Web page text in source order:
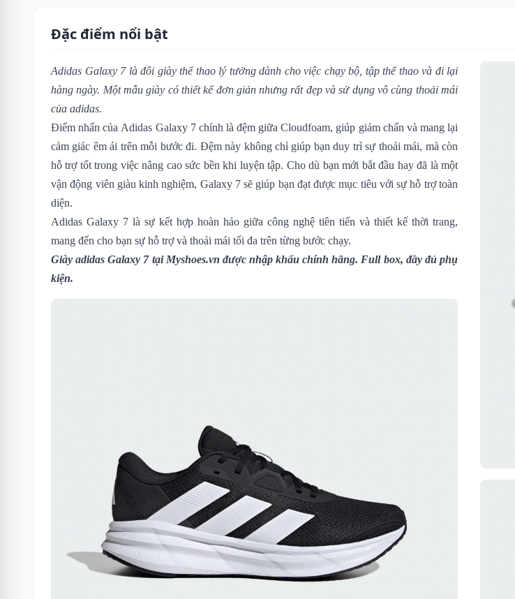
Đặc điểm nổi bật
Adidas Galaxy 7 là đôi giày thể thao lý tưởng dành cho việc chạy bộ, tập thể thao và đi lại
hàng ngày. Một mẫu giày có thiết kế đơn giản nhưng rất đẹp và sử dụng vô cùng thoải mái
của adidas.
Điểm nhấn của Adidas Galaxy 7 chính là đệm giữa Cloudfoam, giúp giảm chấn và mang lại
cảm giác êm ái trên mỗi bước đi. Đệm này không chỉ giúp bạn duy trì sự thoải mái, mà còn
hỗ trợ tốt trong việc nâng cao sức bền khi luyện tập. Cho dù bạn mới bắt đầu hay đã là một
vận động viên giàu kinh nghiệm, Galaxy 7 sẽ giúp bạn đạt được mục tiêu với sự hỗ trợ toàn
diện.
Adidas Galaxy 7 là sự kết hợp hoàn hảo giữa công nghệ tiên tiến và thiết kế thời trang,
mang đến cho bạn sự hỗ trợ và thoải mái tối đa trên từng bước chạy.
Giày adidas Galaxy 7 tại Myshoes.vn được nhập khẩu chính hãng. Full box, đầy đủ phụ
kiện.